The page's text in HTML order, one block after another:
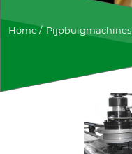
Home/Pijpbuigmachines